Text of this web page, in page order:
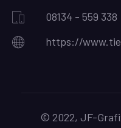
08134 - 559 338
https://
© 2022, JF-